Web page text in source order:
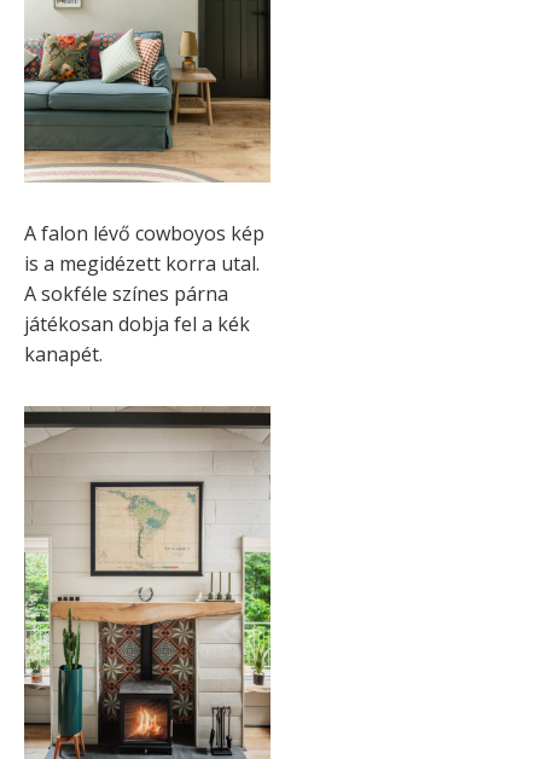
A falon lévő cowboyos kép
is a megidézett korra utal.
A sokféle színes párna
játékosan dobja fel a kék
kanapét.